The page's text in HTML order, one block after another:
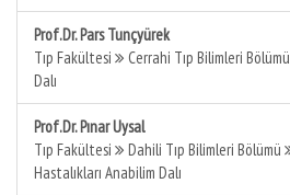
Prof.Dr. Pars Tunçyürek
Tıp Fakültesi
Cerrahi Tıp Bilimleri Bölümü
Dalı
Prof.Dr. Pınar Uysal
Tıp Fakültesi
Dahili Tıp Bilimleri Bölümü
Hastalıkları Anabilim Dalı